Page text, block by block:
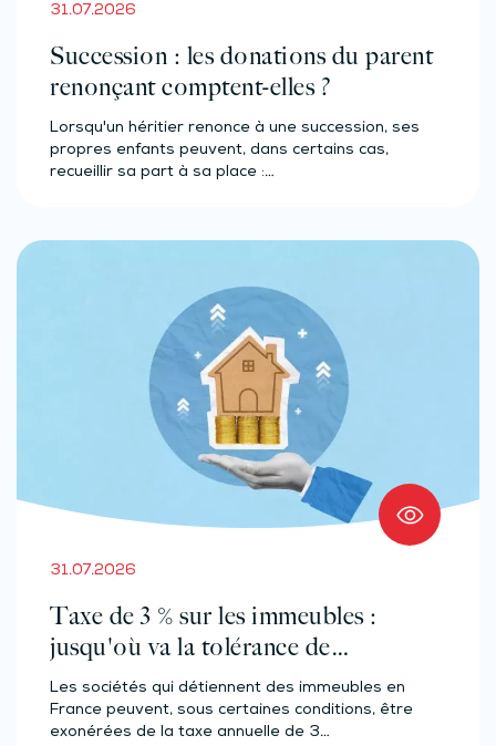
31.07.2026
Succession : les donations du parent
renonçant comptent-elles ?
Lorsqu'un héritier renonce à une succession, ses
propres enfants peuvent, dans certains cas,
recueillir sa part à sa place :…
31.07.2026
Taxe de 3 % sur les immeubles :
jusqu'où va la tolérance de
l'administration ?
Les sociétés qui détiennent des immeubles en
France peuvent, sous certaines conditions, être
exonérées de la taxe annuelle de 3…